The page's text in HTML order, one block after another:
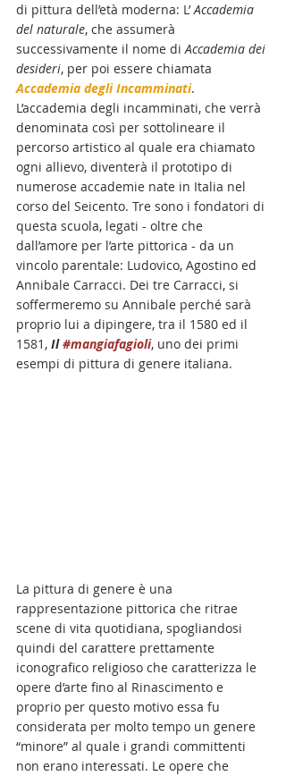
di pittura dell’età moderna: L’ Accademia
del naturale, che assumerà
successivamente il nome di Accademia dei
desideri, per poi essere chiamata
Accademia degli Incamminati.
L’accademia degli incamminati, che verrà
denominata così per sottolineare il
percorso artistico al quale era chiamato
ogni allievo, diventerà il prototipo di
numerose accademie nate in Italia nel
corso del Seicento. Tre sono i fondatori di
questa scuola, legati - oltre che
dall’amore per l’arte pittorica - da un
vincolo parentale: Ludovico, Agostino ed
Annibale Carracci. Dei tre Carracci, si
soffermeremo su Annibale perché sarà
proprio lui a dipingere, tra il 1580 ed il
1581, Il #mangiafagioli, uno dei primi
esempi di pittura di genere italiana.
La pittura di genere è una
rappresentazione pittorica che ritrae
scene di vita quotidiana, spogliandosi
quindi del carattere prettamente
iconografico religioso che caratterizza le
opere d’arte fino al Rinascimento e
proprio per questo motivo essa fu
considerata per molto tempo un genere
“minore” al quale i grandi committenti
non erano interessati. Le opere che